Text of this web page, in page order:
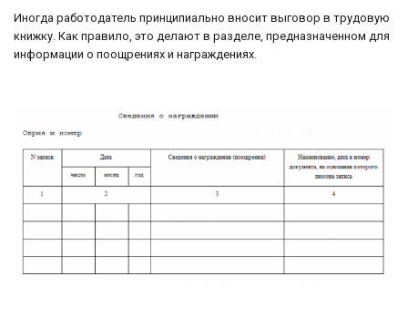
Иногда работодатель принципиально вносит выговор в трудовую
книжку. Как правило, это делают в разделе, предназначенном для
информации о поощрениях и награждениях.